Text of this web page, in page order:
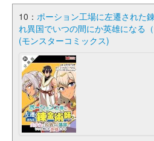
10： ポーション工場に左遷された
れ異国でいつの間にか英雄になる
(モンスターコミックス)